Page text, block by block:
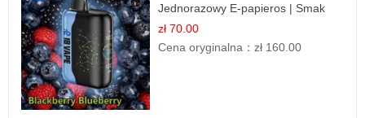
Jednorazowy E-papieros | Smak
Leśnych Owoców
zł 70.00
Cena oryginalna：zł 160.00